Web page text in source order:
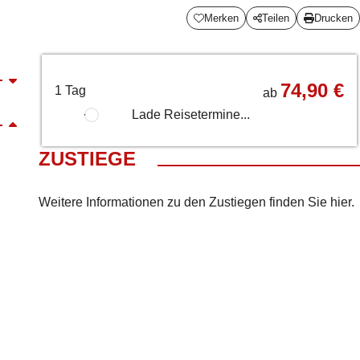
Merken Teilen Drucken
1 Tag ab 74,90 €
Lade Reisetermine...
ZUSTIEGE
Weitere Informationen zu den Zustiegen finden Sie hier.